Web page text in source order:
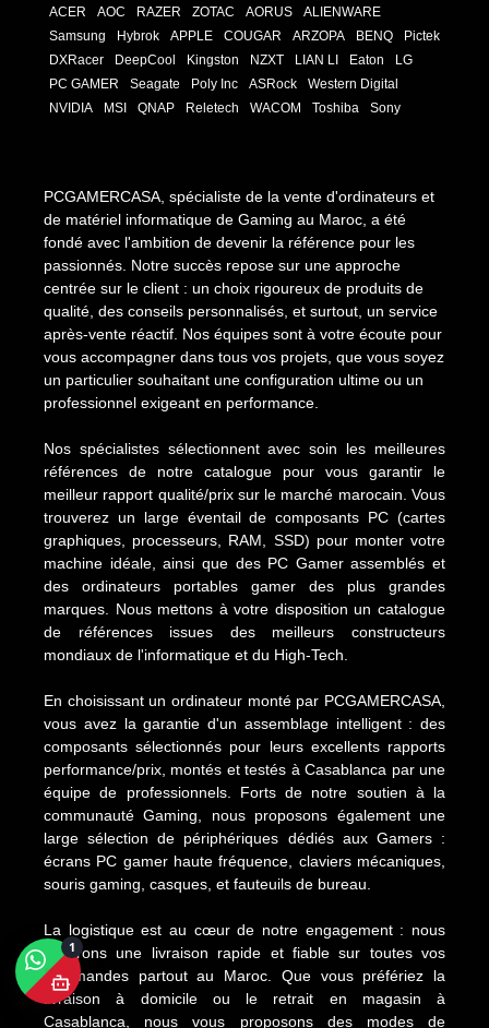
ACER
AOC RAZER ZOTAC AORUS
ALIENWARE
Samsung
Hybrok APPLE COUGAR ARZOPA BENQ
Pictek
DXRacer
DeepCool Kingston NZXT LIAN LI Eaton
LG
PC GAMER
Seagate Poly Inc ASRock
Western Digital
NVIDIA
MSI QNAP Reletech WACOM Toshiba Sony
PCGAMERCASA, spécialiste de la vente d'ordinateurs et
de matériel informatique de Gaming au Maroc, a été
fondé avec l'ambition de devenir la référence pour les
passionnés. Notre succès repose sur une approche
centrée sur le client : un choix rigoureux de produits de
qualité, des conseils personnalisés, et surtout, un service
après-vente réactif. Nos équipes sont à votre écoute pour
vous accompagner dans tous vos projets, que vous soyez
un particulier souhaitant une configuration ultime ou un
professionnel exigeant en performance.
Nos spécialistes sélectionnent avec soin les meilleures
références de notre catalogue pour vous garantir le
meilleur rapport qualité/prix sur le marché marocain. Vous
trouverez un large éventail de composants PC (cartes
graphiques, processeurs, RAM, SSD) pour monter votre
machine idéale, ainsi que des PC Gamer assemblés et
des ordinateurs portables gamer des plus grandes
marques. Nous mettons à votre disposition un catalogue
de références issues des meilleurs constructeurs
mondiaux de l'informatique et du High-Tech.
En choisissant un ordinateur monté par PCGAMERCASA,
vous avez la garantie d'un assemblage intelligent : des
composants sélectionnés pour leurs excellents rapports
performance/prix, montés et testés à Casablanca par une
équipe de professionnels. Forts de notre soutien à la
communauté Gaming, nous proposons également une
large sélection de périphériques dédiés aux Gamers :
écrans PC gamer haute fréquence, claviers mécaniques,
souris gaming, casques, et fauteuils de bureau.
La logistique est au cœur de notre engagement : nous
assurons une livraison rapide et fiable sur toutes vos
commandes partout au Maroc. Que vous préfériez la
livraison à domicile ou le retrait en magasin à
Casablanca, nous vous proposons des modes de
1